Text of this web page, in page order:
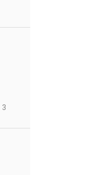
3